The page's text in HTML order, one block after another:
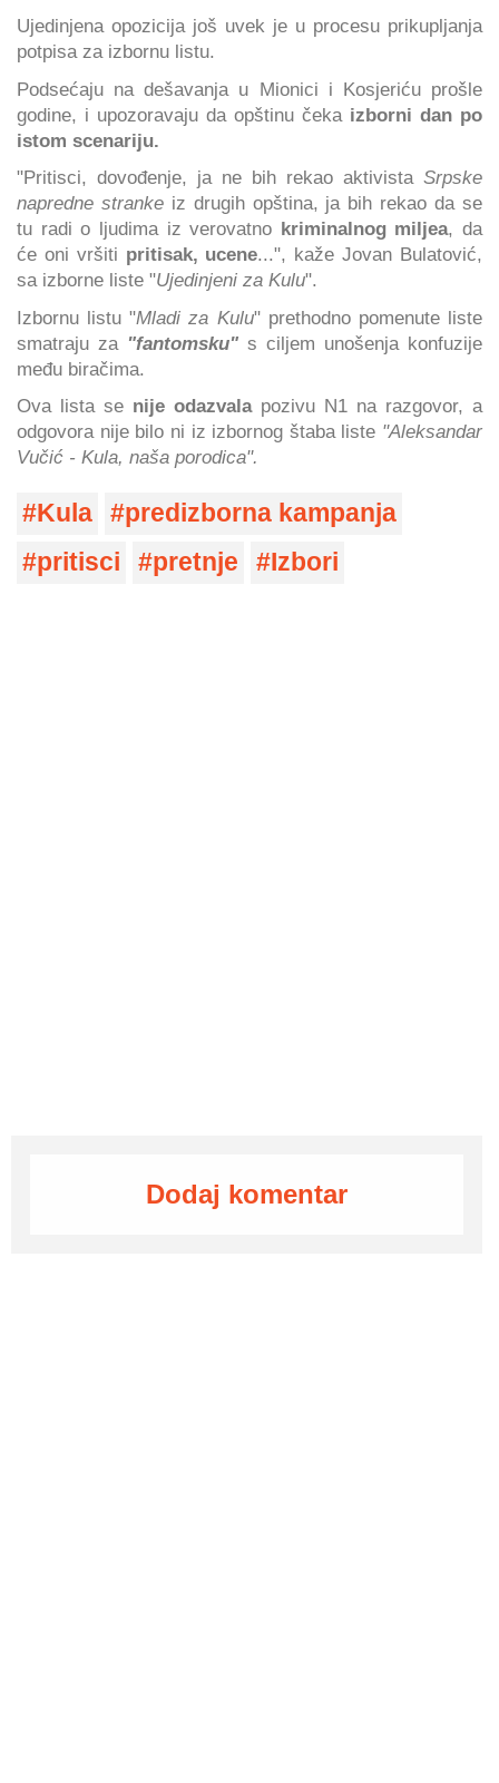
Ujedinjena opozicija još uvek je u procesu prikupljanja
potpisa za izbornu listu.
Podsećaju na dešavanja u Mionici i Kosjeriću prošle
godine, i upozoravaju da opštinu čeka izborni dan po
istom scenariju.
"Pritisci, dovođenje, ja ne bih rekao aktivista Srpske
napredne stranke iz drugih opština, ja bih rekao da se
tu radi o ljudima iz verovatno kriminalnog miljea, da
će oni vršiti pritisak, ucene...", kaže Jovan Bulatović,
sa izborne liste "Ujedinjeni za Kulu".
Izbornu listu "Mladi za Kulu" prethodno pomenute liste
smatraju za "fantomsku" s ciljem unošenja konfuzije
među biračima.
Ova lista se nije odazvala pozivu N1 na razgovor, a
odgovora nije bilo ni iz izbornog štaba liste "Aleksandar
Vučić - Kula, naša porodica".
Kula
predizborna kampanja
pritisci
pretnje Izbori
Dodaj komentar